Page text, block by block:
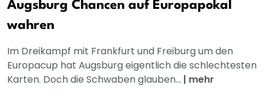
Augsburg Chancen auf Europapokal
wahren
Im Dreikampf mit Frankfurt und Freiburg um den
Europacup hat Augsburg eigentlich die schlechtesten
Karten. Doch die Schwaben glauben... | mehr